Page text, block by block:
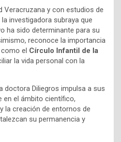
Veracruzana y con estudios de
investigadora subraya que
ha sido determinante para su
reconoce la importancia
el Círculo Infantil de la
la vida personal con la
doctora Diliegros impulsa a sus
en el ámbito científico,
la creación de entornos de
su permanencia y